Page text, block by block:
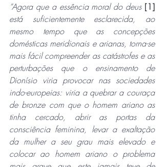
“Agora que a essência moral do deus [1]
está suficientemente esclarecida, ao
mesmo tempo que as concepções
domésticas meridionais e arianas, torna-se
mais fácil compreender as catástrofes e as
perturbações que o ensinamento de
Dionísio viria provocar nas sociedades
indo-europeias: viria a quebrar a couraça
de bronze com que o homem ariano as
tinha cercado, abrir as portas da
consciência feminina, levar a exaltação
da mulher a seu grau mais elevado e
colocar ao homem ariano o problema